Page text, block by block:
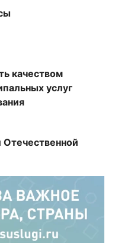
качеством
услуг